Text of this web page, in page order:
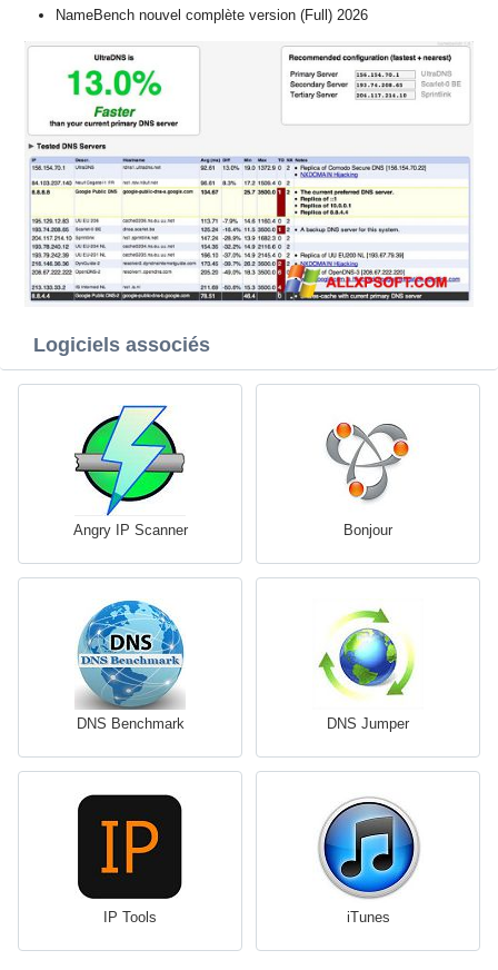
NameBench nouvel complète version (Full) 2026
Logiciels associés
Angry IP Scanner Bonjour
DNS Benchmark DNS Jumper
IP Tools iTunes